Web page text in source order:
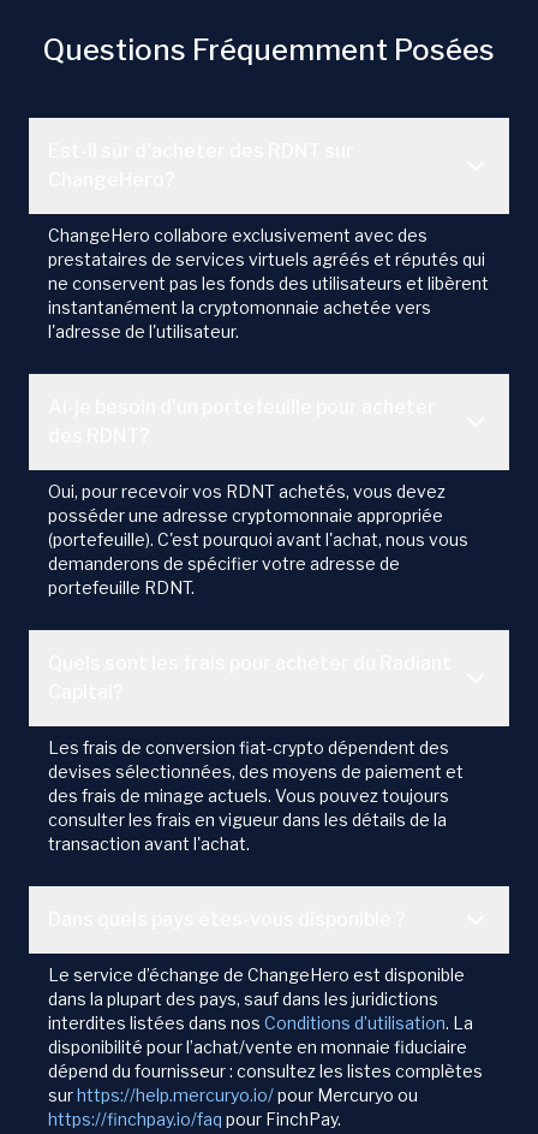
Questions Fréquemment Posées
ChangeHero collabore exclusivement avec des
prestataires de services virtuels agréés et réputés qui
ne conservent pas les fonds des utilisateurs et libèrent
instantanément la cryptomonnaie achetée vers
l'adresse de l'utilisateur.
Oui, pour recevoir vos RDNT achetés, vous devez
posséder une adresse cryptomonnaie appropriée
(portefeuille). C'est pourquoi avant l'achat, nous vous
demanderons de spécifier votre adresse de
portefeuille RDNT.
Les frais de conversion fiat-crypto dépendent des
devises sélectionnées, des moyens de paiement et
des frais de minage actuels. Vous pouvez toujours
consulter les frais en vigueur dans les détails de la
transaction avant l'achat.
Le service d’échange de ChangeHero est disponible
dans la plupart des pays, sauf dans les juridictions
interdites listées dans nos Conditions d’utilisation. La
disponibilité pour l’achat/vente en monnaie fiduciaire
dépend du fournisseur : consultez les listes complètes
surhttps://help.mercuryo.io/pour Mercuryo ou
https://finchpay.io/faq pour FinchPay.